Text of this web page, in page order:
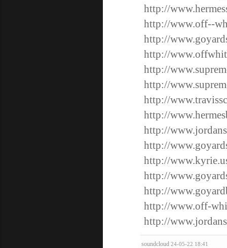
http://
http://www.off--
http://
http://
http://
http://
http://
http://
http://
http://
http://
http://
http://
http://www.off-
http://
soundcloud 24-05-22 18:41